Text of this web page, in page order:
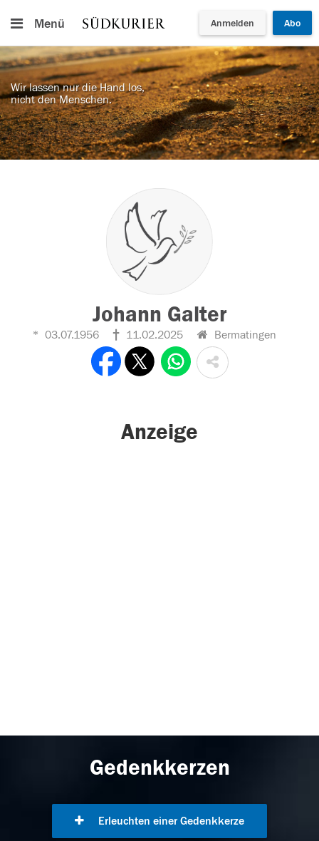
Menü Anmelden Abo
Wir lassen nur die Hand los,
nicht den Menschen.
Johann Galter
03.07.1956 11.02.2025 Bermatingen
Anzeige
Gedenkkerzen
Erleuchten einer Gedenkkerze